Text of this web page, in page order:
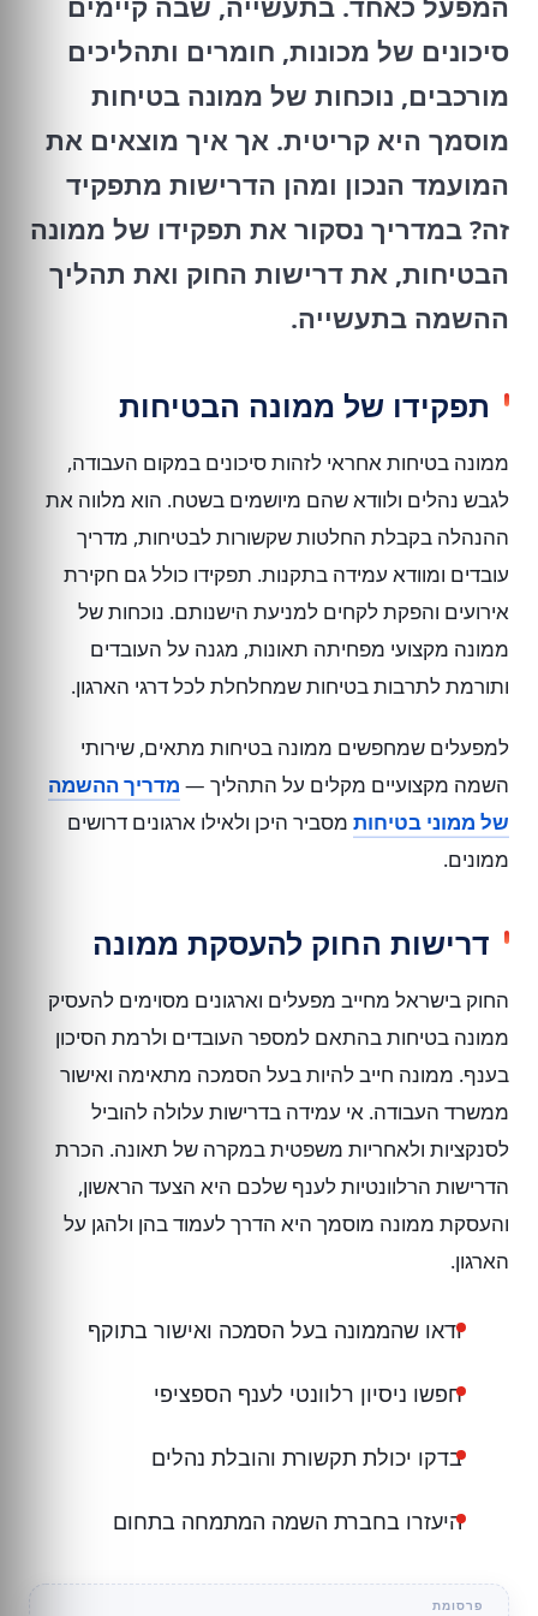
סיכונים של מכונות, חומרים ותהליכים
מורכבים, נוכחות של ממונה בטיחות
מוסמך היא קריטית. אך איך מוצאים את
המועמד הנכון ומהן הדרישות מתפקיד
זה? במדריך נסקור את תפקידו של ממונה
הבטיחות, את דרישות החוק ואת תהליך
ההשמה בתעשייה.
תפקידו של ממונה הבטיחות
ממונה בטיחות אחראי לזהות סיכונים במקום העבודה,
לגבש נהלים ולוודא שהם מיושמים בשטח. הוא מלווה את
ההנהלה בקבלת החלטות שקשורות לבטיחות, מדריך
עובדים ומוודא עמידה בתקנות. תפקידו כולל גם חקירת
אירועים והפקת לקחים למניעת הישנותם. נוכחות של
ממונה מקצועי מפחיתה תאונות, מגנה על העובדים
ותורמת לתרבות בטיחות שמחלחלת לכל דרגי הארגון.
למפעלים שמחפשים ממונה בטיחות מתאים, שירותי
השמה מקצועיים מקלים על התהליך — מדריך ההשמה
של ממוני בטיחות מסביר היכן ולאילו ארגונים דרושים
ממונים.
דרישות החוק להעסקת ממונה
החוק בישראל מחייב מפעלים וארגונים מסוימים להעסיק
ממונה בטיחות בהתאם למספר העובדים ולרמת הסיכון
בענף. ממונה חייב להיות בעל הסמכה מתאימה ואישור
ממשרד העבודה. אי עמידה בדרישות עלולה להוביל
לסנקציות ולאחריות משפטית במקרה של תאונה. הכרת
הדרישות הרלוונטיות לענף שלכם היא הצעד הראשון,
והעסקת ממונה מוסמך היא הדרך לעמוד בהן ולהגן על
הארגון.
ודאו שהממונה בעל הסמכה ואישור בתוקף
חפשו ניסיון רלוונטי לענף הספציפי
בדקו יכולת תקשורת והובלת נהלים
היעזרו בחברת השמה המתמחה בתחום